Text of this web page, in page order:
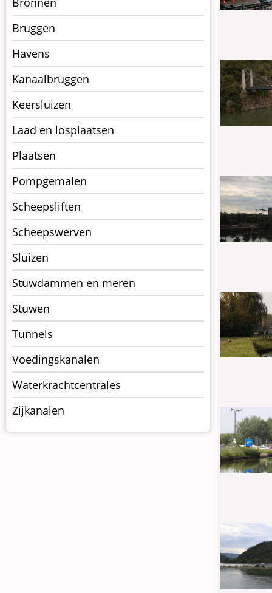
kunstwerken
op
Navigatiepagina's
Bruggen
Havens
Kanaalbruggen
Keersluizen
Laad en losplaatsen
Plaatsen
Pompgemalen
Scheepsliften
Scheepswerven
Sluizen
Stuwdammen en meren
Stuwen
Tunnels
Voedingskanalen
Waterkrachtcentrales
Zijkanalen